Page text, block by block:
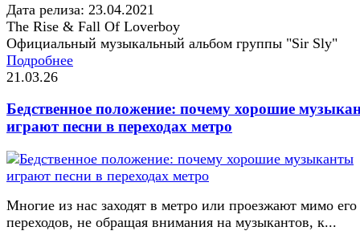
Дата релиза: 23.04.2021
The Rise & Fall Of Loverboy
Официальный музыкальный альбом группы "Sir Sly"
Подробнее
21.03.26
Бедственное положение: почему хорошие
играют песни в переходах метро
Многие из нас заходят в метро или проезжают мимо его
переходов, не обращая внимания на музыкантов, к...